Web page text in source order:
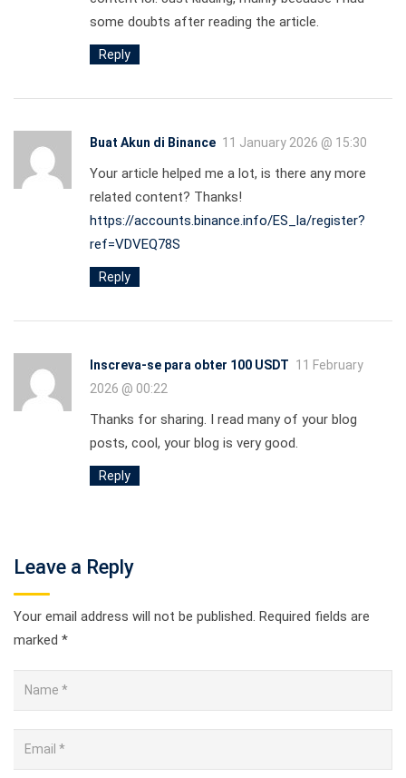
some doubts after reading the article.
Reply
Buat Akun di Binance 11 January 2026 @ 15:30
Your article helped me a lot, is there any more
related content? Thanks!
https://accounts.binance.info/ES_la/register?
ref=VDVEQ78S
Reply
Inscreva-se para obter 100 USDT 11 February
2026 @ 00:22
Thanks for sharing. I read many of your blog
posts, cool, your blog is very good.
Reply
Leave a Reply
Your email address will not be published. Required fields are
marked *